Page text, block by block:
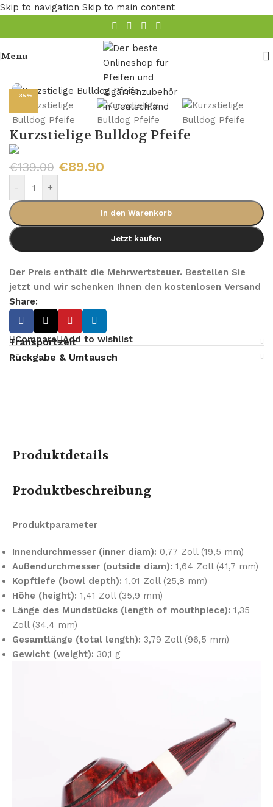
Skip to navigation Skip to main content
Menu
Holz Pfeife/Bruyere Pfeifen
-35%
Kurzstielige Bulldog Pfeife
€139.00 €89.90
- +
In den Warenkorb
Jetzt kaufen
Der Preis enthält die Mehrwertsteuer. Bestellen Sie
jetzt und wir schenken Ihnen den kostenlosen Versand
Share:
Compare Add to wishlist
Transportzeit
Rückgabe & Umtausch
Produktdetails
Produktbeschreibung
Produktparameter
Innendurchmesser (inner diam): 0,77 Zoll (19,5 mm)
Außendurchmesser (outside diam): 1,64 Zoll (41,7 mm)
Kopftiefe (bowl depth): 1,01 Zoll (25,8 mm)
Höhe (height): 1,41 Zoll (35,9 mm)
Länge des Mundstücks (length of mouthpiece): 1,35
Zoll (34,4 mm)
Gesamtlänge (total length): 3,79 Zoll (96,5 mm)
Gewicht (weight): 30,1 g